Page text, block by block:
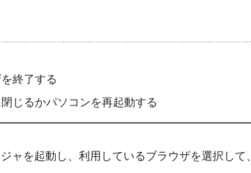
終了する
じるかパソコンを再起動する
ャを起動し、利用しているブラウザを選択して